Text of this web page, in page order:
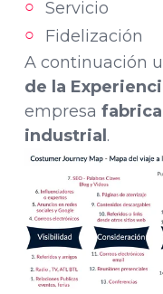
Servicio
Fidelización
A continuación
de la
empresa
industrial .